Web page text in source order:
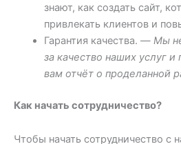
знают, как создать сайт,
привлекать клиентов и
Гарантия качества. — Мы
за качество наших услуг и
вам отчёт о проделанной
Как начать сотрудничество?
Чтобы начать сотрудничество с